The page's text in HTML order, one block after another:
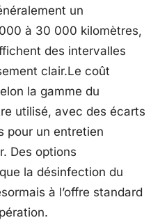
un
à 30 000 kilomètres,
des intervalles
clair.Le coût
la gamme du
utilisé, avec des écarts
pour un entretien
Des options
la désinfection du
à l’offre standard